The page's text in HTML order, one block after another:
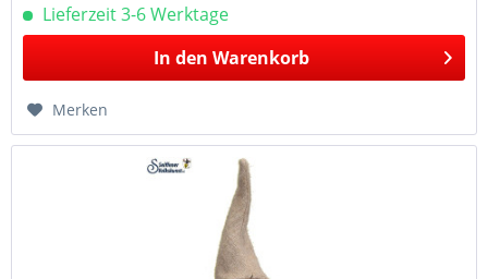
Lieferzeit 3-6 Werktage
In den Warenkorb
Merken